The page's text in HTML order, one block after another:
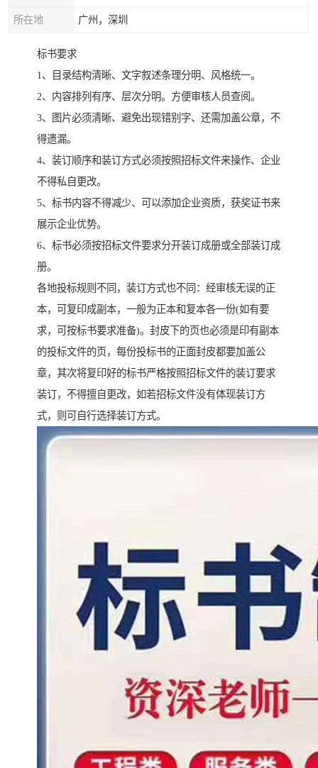
所在地 广州，深圳
标书要求
1、目录结构清晰、文字叙述条理分明、风格统一。
2、内容排列有序、层次分明。方便审核人员查阅。
3、图片必须清晰、避免出现错别字、还需加盖公章，不
得遗漏。
4、装订顺序和装订方式必须按照招标文件来操作、企业
不得私自更改。
5、标书内容不得减少、可以添加企业资质，获奖证书来
展示企业优势。
6、标书必须按招标文件要求分开装订成册或全部装订成
册。
各地投标规则不同，装订方式也不同：经审核无误的正
本，可复印成副本，一般为正本和复本各一份(如有要
求，可按标书要求准备)。封皮下的页也必须是印有副本
的投标文件的页，每份投标书的正面封皮都要加盖公
章，其次将复印好的标书严格按照招标文件的装订要求
装订，不得擅自更改，如若招标文件没有体现装订方
式，则可自行选择装订方式。